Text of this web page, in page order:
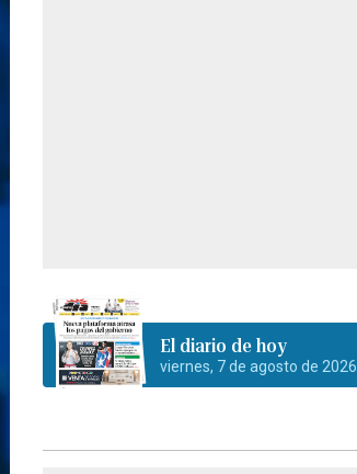
El diario de hoy
viernes, 7 de agosto de 2026